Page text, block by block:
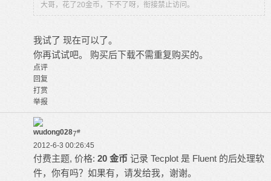
大哥，花了20金币，下不了呀，衔接禁止访问。
我试了 现在可以了。
你再试试吧。 购买后下载不需重复购买的。
点评
回复
打赏
举报
wudong0287#
2012-6-3 00:26:45
付费主题, 价格: 20 金币 记录 Tecplot 是 Fluent 的后处理软
件，你有吗？如果有，请发给我，谢谢。